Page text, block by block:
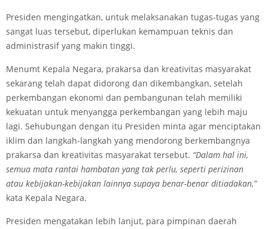
Presiden mengingatkan, untuk melaksanakan tugas-tugas yang
sangat luas tersebut, diperlukan kemampuan teknis dan
administrasif yang makin tinggi.
Menumt Kepala Negara, prakarsa dan kreativitas masyarakat
sekarang telah dapat didorong dan dikembangkan, setelah
perkembangan ekonomi dan pembangunan telah memiliki
kekuatan untuk menyangga perkembangan yang lebih maju
lagi. Sehubungan dengan itu Presiden minta agar menciptakan
iklim dan langkah-langkah yang mendorong berkembangnya
prakarsa dan kreativitas masyarakat tersebut. “Dalam hal ini,
semua mata rantai hambatan yang tak perlu, seperti perizinan
atau kebijakan-kebijakan lainnya supaya benar-benar ditiadakan,”
kata Kepala Negara.
Presiden mengatakan lebih lanjut, para pimpinan daerah